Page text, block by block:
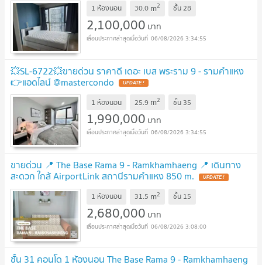
1 ห้องนอน 30.0 m2 ชั้น28
2,100,000 บาท
06/08/2026 3:34:55
💥SL-6722💥ขายด่วน ราคาดี เดอะ เบส พระราม 9 - รามคำแหง
👉แอดไลน์ @mastercondo UPDATE !
1 ห้องนอน 25.9 m2 ชั้น 35
1,990,000 บาท
06/08/2026 3:34:55
ขายด่วน 📍 The Base Rama 9 - Ramkhamhaeng 📍 เดินทาง
สะดวก ใกล้ AirportLink สถานีรามคำแหง 850 m. UPDATE !
1 ห้องนอน 31.5 m2 ชั้น 15
2,680,000 บาท
06/08/2026 3:08:00
ชั้น 31 คอนโด 1 ห้องนอน The Base Rama 9 - Ramkhamhaeng